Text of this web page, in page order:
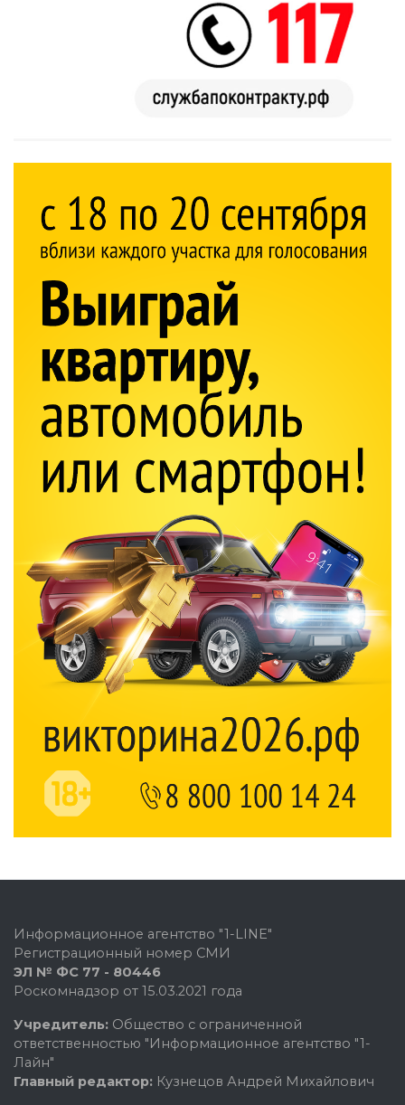
Информационное агентство "1-LINE"
Регистрационный номер СМИ
ЭЛ № ФС 77 - 80446
Роскомнадзор от 15.03.2021 года
Учредитель: Общество с ограниченной
ответственностью "Информационное агентство "1-
Лайн"
Главный редактор: Кузнецов Андрей Михайлович